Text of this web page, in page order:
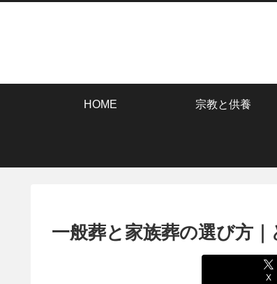
HOME 宗教と供養
一般葬と家族葬の選び方
X